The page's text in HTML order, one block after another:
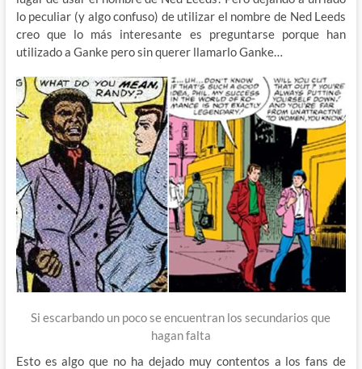
lo peculiar (y algo confuso) de utilizar el nombre de Ned Leeds
creo que lo más interesante es preguntarse porque han
utilizado a Ganke pero sin querer llamarlo Ganke…
Si escarbando un poco se encuentran los secundarios que
hagan falta
Esto es algo que no ha dejado muy contentos a los fans de